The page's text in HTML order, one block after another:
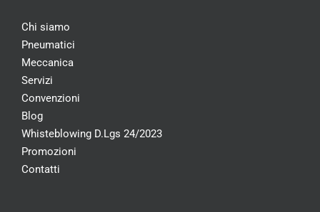
Chi siamo
Pneumatici
Meccanica
Servizi
Convenzioni
Blog
Whisteblowing D.Lgs 24/2023
Promozioni
Contatti